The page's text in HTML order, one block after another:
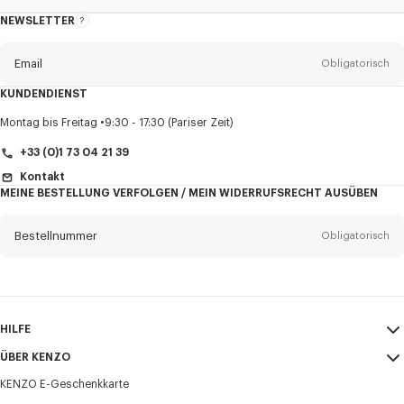
NEWSLETTER
Über
Email Obligatorisch
Anrede Obligatorisch
KUNDENDIENST
Montag bis Freitag 9:30 - 17:30 (Pariser Zeit)
+33 (0)1 73 04 21 39
Kontakt
MEINE BESTELLUNG VERFOLGEN / MEIN WIDERRUFSRECHT AUSÜBEN
Bestellnummer Obligatorisch
HILFE
Mein Konto
Größentabelle
ÜBER KENZO
AGB
KENZO E-Geschenkkarte